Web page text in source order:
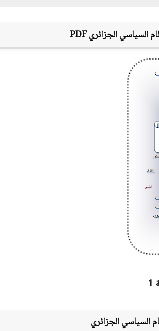
السياسي الجزائريPDF
السياسي الجزائري